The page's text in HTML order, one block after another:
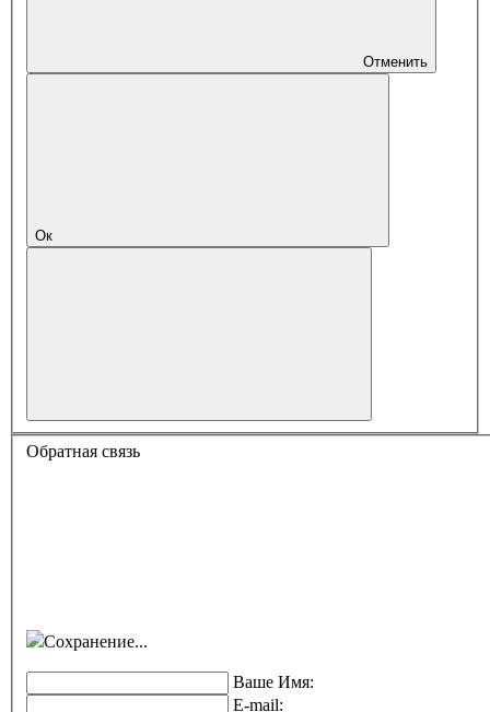
Отменить
Ок
Обратная связь
Сохранение...
Ваше Имя:
E-mail: